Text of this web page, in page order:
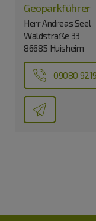
Geoparkführer
Herr Andreas Seel
Waldstraße 33
86685 Huisheim
09080